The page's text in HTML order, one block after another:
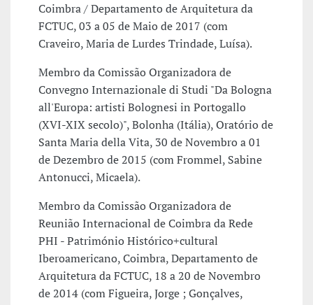
Coimbra / Departamento de Arquitetura da
FCTUC, 03 a 05 de Maio de 2017 (com
Craveiro, Maria de Lurdes Trindade, Luísa).
Membro da Comissão Organizadora de
Convegno Internazionale di Studi "Da Bologna
all'Europa: artisti Bolognesi in Portogallo
(XVI-XIX secolo)", Bolonha (Itália), Oratório de
Santa Maria della Vita, 30 de Novembro a 01
de Dezembro de 2015 (com Frommel, Sabine
Antonucci, Micaela).
Membro da Comissão Organizadora de
Reunião Internacional de Coimbra da Rede
PHI - Património Histórico+cultural
Iberoamericano, Coimbra, Departamento de
Arquitetura da FCTUC, 18 a 20 de Novembro
de 2014 (com Figueira, Jorge ; Gonçalves,